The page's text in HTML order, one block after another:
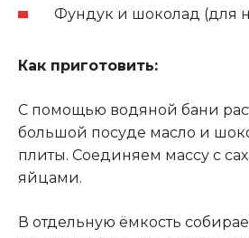
Фундук и шоколад (для
Как приготовить:
С помощью водяной бани
большой посуде масло и
плиты. Соединяем массу с
яйцами.
В отдельную ёмкость